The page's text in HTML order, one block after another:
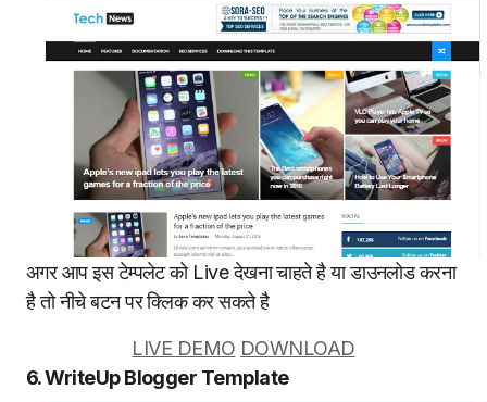
अगर आप इस टेम्पलेट को Live देखना चाहते है या डाउनलोड करना
है तो नीचे बटन पर क्लिक कर सकते है
LIVE DEMO DOWNLOAD
6. WriteUp Blogger Template